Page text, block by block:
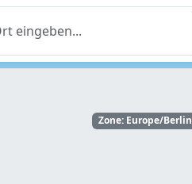
Zone: Europe/Berlin